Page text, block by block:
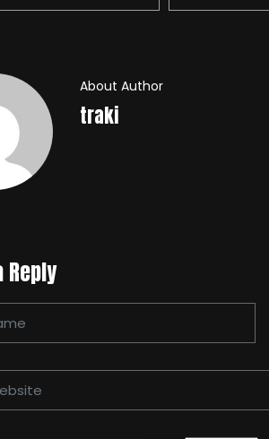
About Author
traki
Reply